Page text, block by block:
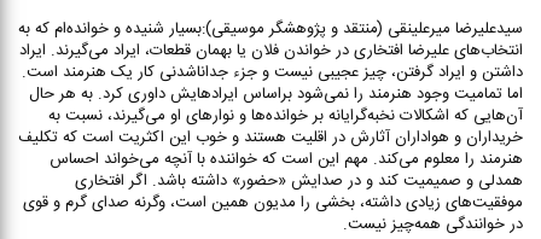
سیدعلیرضا میرعلینقی (منتقد و پژوهشگر موسیقی):بسیار شنیده و خوانده‌ام که به
انتخاب‌های علیرضا افتخاری در خواندن فلان یا بهمان قطعات، ایراد می‌گیرند. ایراد
داشتن و ایراد گرفتن، چیز عجیبی نیست و جزء جداناشدنی کار یک هنرمند است.
اما تمامیت وجود هنرمند را نمی‌شود براساس ایرادهایش داوری کرد. به هر حال
آن‌هایی که اشکالات نخبه‌گرایانه بر خوانده‌ها و نوارهای او می‌گیرند، نسبت به
خریداران و هواداران آثارش در اقلیت هستند و خوب این اکثریت است که تکلیف
هنرمند را معلوم می‌کند. مهم این است که خواننده با آنچه می‌خواند احساس
همدلی و صمیمیت کند و در صدایش «حضور» داشته باشد. اگر افتخاری
موفقیت‌های زیادی داشته، بخشی را مدیون همین است، وگرنه صدای گرم و قوی
در خوانندگی همه‌چیز نیست.